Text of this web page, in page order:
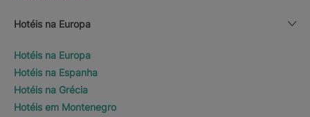
Hotéis na Europa
Hotéis na Europa
Hotéis na Espanha
Hotéis na Grécia
Hotéis em Montenegro